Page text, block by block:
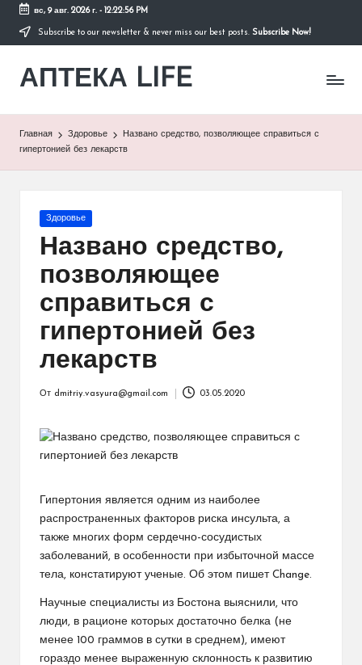
Перейти
содержимому
вс, 9 авг. 2026 г.- 12:22:56 PM
Subscribe to our newsletter & never miss our best posts. Subscribe Now!
АПТЕКА LIFE
сайт
Главная Здоровье
Названо средство, позволяющее справиться с
гипертонией без лекарств
Опубликовано
Здоровье
Названо средство,
позволяющее
справиться с
гипертонией без
лекарств
От dmitriy.vasyura@gmail.com 03.05.2020
Гипертония является одним из наиболее
распространенных факторов риска инсульта, а
также многих форм сердечно-сосудистых
заболеваний, в особенности при избыточной массе
тела, констатируют ученые. Об этом пишет Change.
Научные специалисты из Бостона выяснили, что
люди, в рационе которых достаточно белка (не
менее 100 граммов в сутки в среднем), имеют
гораздо менее выраженную склонность к развитию